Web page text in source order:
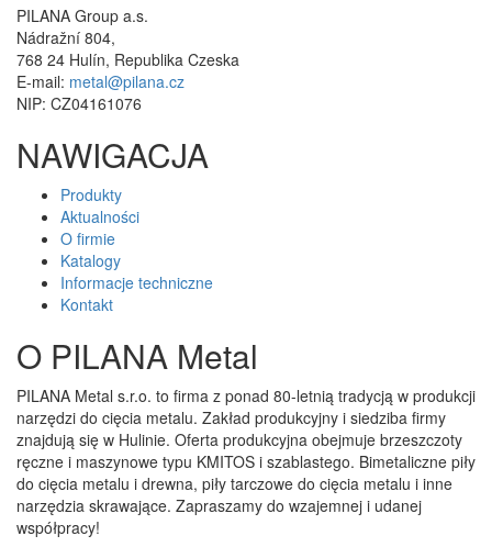
PILANA Group a.s.
Nádražní 804,
768 24 Hulín, Republika Czeska
E-mail: metal@pilana.cz
NIP: CZ04161076
NAWIGACJA
Produkty
Aktualności
O firmie
Katalogy
Informacje techniczne
Kontakt
O PILANA Metal
PILANA Metal s.r.o. to firma z ponad 80-letnią tradycją w produkcji
narzędzi do cięcia metalu. Zakład produkcyjny i siedziba firmy
znajdują się w Hulinie. Oferta produkcyjna obejmuje brzeszczoty
ręczne i maszynowe typu KMITOS i szablastego. Bimetaliczne piły
do cięcia metalu i drewna, piły tarczowe do cięcia metalu i inne
narzędzia skrawające. Zapraszamy do wzajemnej i udanej
współpracy!